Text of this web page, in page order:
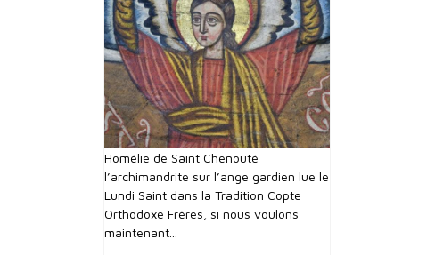
Homélie de Saint Chenouté
l’archimandrite sur l’ange gardien lue le
Lundi Saint dans la Tradition Copte
Orthodoxe Frères, si nous voulons
maintenant...